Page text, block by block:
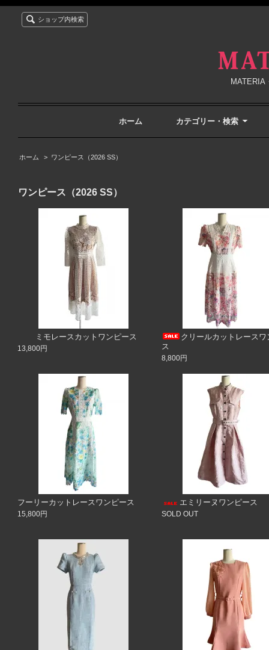
ショップ内検索
ホーム カテゴリー・検索
ホーム > ワンピース（2026 SS）
ワンピース（2026 SS）
ミモレースカットワンピース
13,800円
クリールカットレースワ
ス
8,800円
フーリーカットレースワンピース
15,800円
エミリーヌワンピース
SOLD OUT